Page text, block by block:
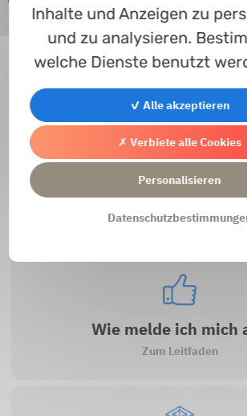
Bitte warten ..
Kontakt
Zum Kontaktformular
Wie melde ich mich
Zum Leitfaden
Inhalte und Anzeigen zu
und zu analysieren.
welche Dienste benutzt
✓ Alle akzeptieren
✗ Verbiete alle Cookies
Personalisieren